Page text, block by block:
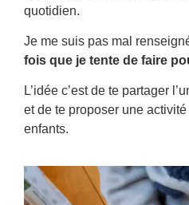
quotidien.
Je me suis pas mal
fois que je tente de faire
L’idée c’est de te partager
et de te proposer une
enfants.